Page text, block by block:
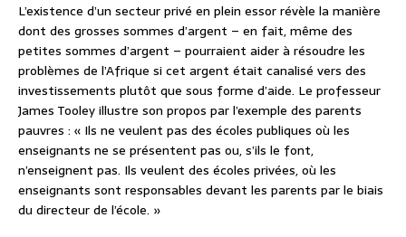
L’existence d’un secteur privé en plein essor révèle la manière
dont des grosses sommes d’argent – en fait, même des
petites sommes d’argent – pourraient aider à résoudre les
problèmes de l’Afrique si cet argent était canalisé vers des
investissements plutôt que sous forme d’aide. Le professeur
James Tooley illustre son propos par l’exemple des parents
pauvres : « Ils ne veulent pas des écoles publiques où les
enseignants ne se présentent pas ou, s’ils le font,
n’enseignent pas. Ils veulent des écoles privées, où les
enseignants sont responsables devant les parents par le biais
du directeur de l’école. »